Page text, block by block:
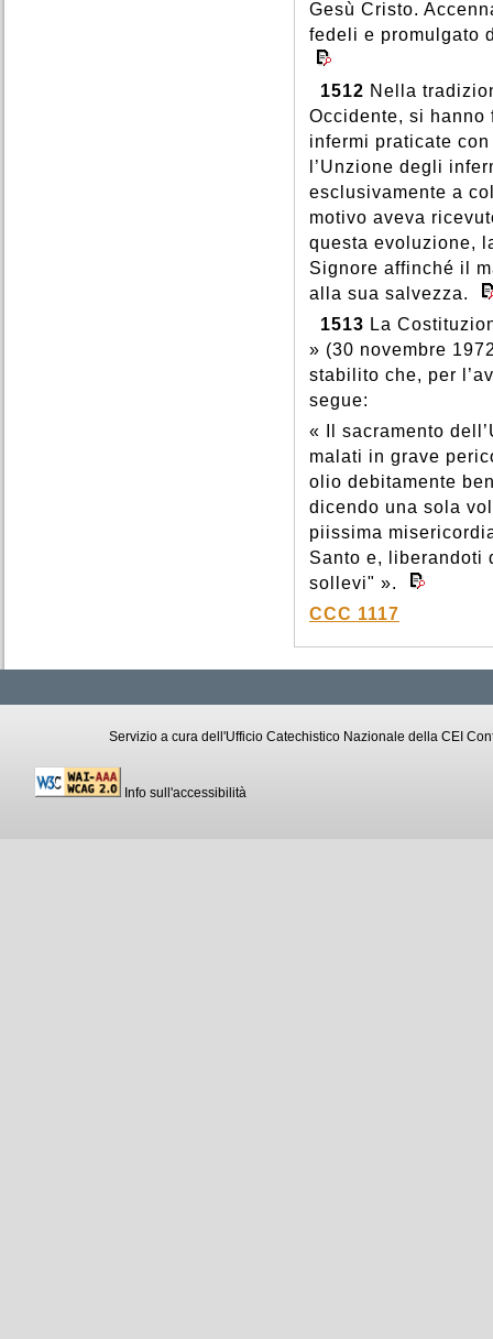
Gesù Cristo.
fedeli e promulgato
1512 Nella
Occidente, si
infermi praticate
l’Unzione degli
esclusivamente a
motivo aveva
questa evoluzione,
Signore affinché il
alla sua salvezza.
1513 La
» (30 novembre
stabilito che, per
segue:
« Il sacramento
malati in grave
olio debitamente
dicendo una sola
piissima
Santo e, liberandoti
sollevi" ».
CCC 1117
Servizio a cura dell'Ufficio Catechistico Nazionale della CEI
Info sull'accessibilità